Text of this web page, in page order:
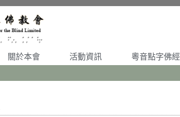
關於本會 活動資訊 粵音點字佛經